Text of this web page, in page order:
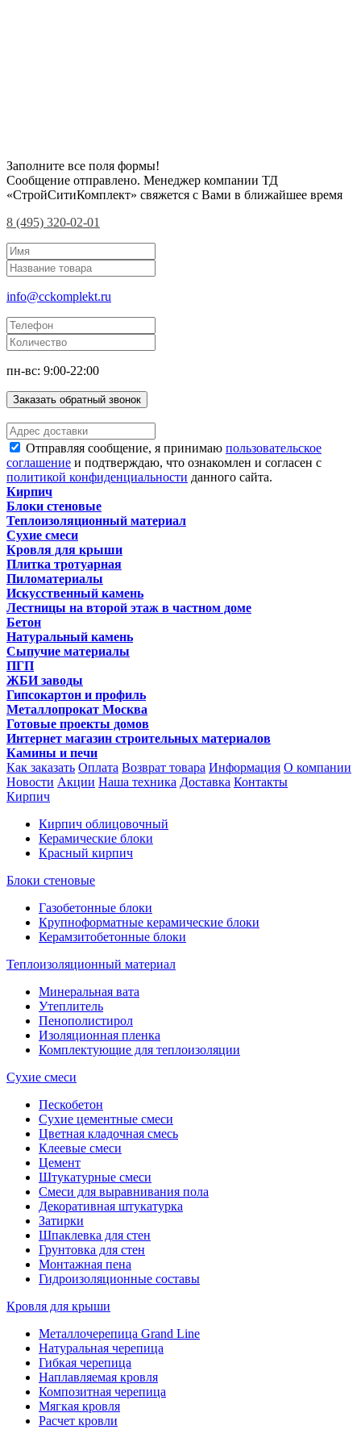
Заполните все поля формы!
Сообщение отправлено. Менеджер компании ТД
«СтройСитиКомплект» свяжется с Вами в ближайшее время
8 (495) 320-02-01
info@cckomplekt.ru
пн-вс: 9:00-22:00
Заказать обратный звонок
Отправляя сообщение, я принимаю пользовательское
соглашение и подтверждаю, что ознакомлен и согласен с
политикой конфиденциальности данного сайта.
Кирпич
Блоки стеновые
Теплоизоляционный материал
Сухие смеси
Кровля для крыши
Плитка тротуарная
Пиломатериалы
Искусственный камень
Лестницы на второй этаж в частном доме
Бетон
Натуральный камень
Сыпучие материалы
ПГП
ЖБИ заводы
Гипсокартон и профиль
Металлопрокат Москва
Готовые проекты домов
Интернет магазин строительных материалов
Камины и печи
Как заказать Оплата Возврат товара Информация О компании
Новости Акции Наша техника Доставка Контакты
Кирпич
Кирпич облицовочный
Керамические блоки
Красный кирпич
Блоки стеновые
Газобетонные блоки
Крупноформатные керамические блоки
Керамзитобетонные блоки
Теплоизоляционный материал
Минеральная вата
Утеплитель
Пенополистирол
Изоляционная пленка
Комплектующие для теплоизоляции
Сухие смеси
Пескобетон
Сухие цементные смеси
Цветная кладочная смесь
Клеевые смеси
Цемент
Штукатурные смеси
Смеси для выравнивания пола
Декоративная штукатурка
Затирки
Шпаклевка для стен
Грунтовка для стен
Монтажная пена
Гидроизоляционные составы
Кровля для крыши
Металлочерепица Grand Line
Натуральная черепица
Гибкая черепица
Наплавляемая кровля
Композитная черепица
Мягкая кровля
Расчет кровли